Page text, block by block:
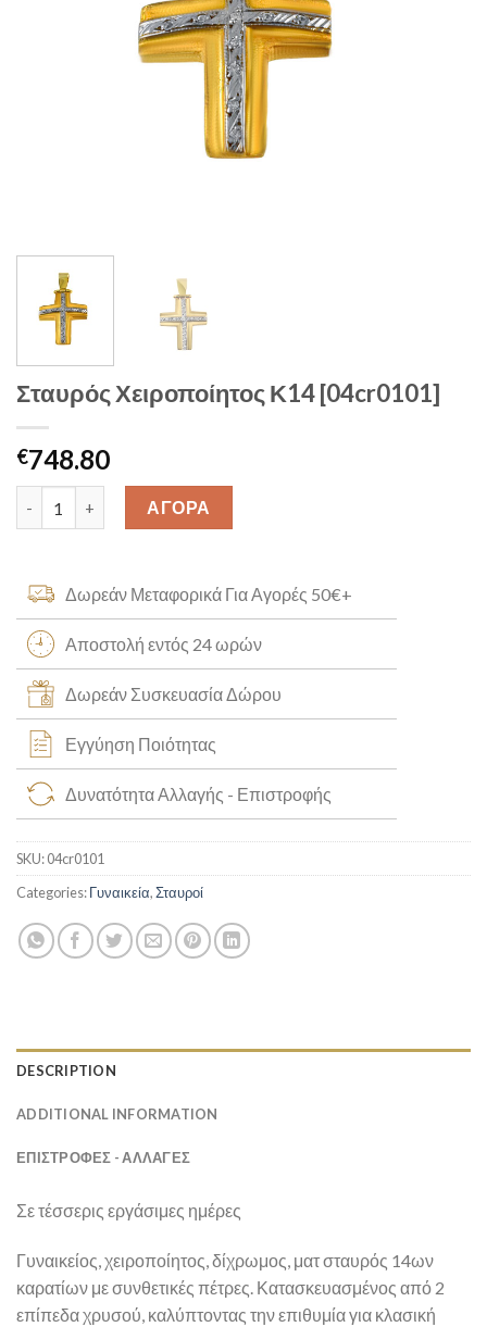
Σταυρός Χειροποίητος Κ14 [04cr0101]
€748.80
Σταυρός Χειροποίητος Κ14 [04cr0101] quantity
ΑΓΟΡΑ
Δωρεάν Μεταφορικά Για Αγορές 50€+
Αποστολή εντός 24 ωρών
Δωρεάν Συσκευασία Δώρου
Εγγύηση Ποιότητας
Δυνατότητα Αλλαγής - Επιστροφής
SKU:04cr0101
Categories:Γυναικεία,Σταυροί
DESCRIPTION
ADDITIONAL INFORMATION
ΕΠΙΣΤΡΟΦΕΣ - ΑΛΛΑΓΕΣ
Σε τέσσερις εργάσιμες ημέρες
Γυναικείος, χειροποίητος, δίχρωμος, ματ σταυρός 14ων
καρατίων με συνθετικές πέτρες. Κατασκευασμένος από 2
επίπεδα χρυσού, καλύπτοντας την επιθυμία για κλασική